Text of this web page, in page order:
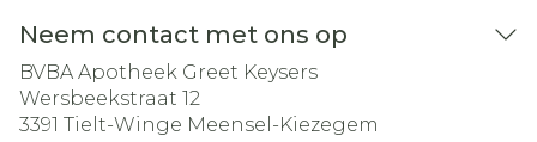
Neem contact met ons op
BVBA Apotheek Greet Keysers
Wersbeekstraat 12
3391 Tielt-Winge Meensel-Kiezegem